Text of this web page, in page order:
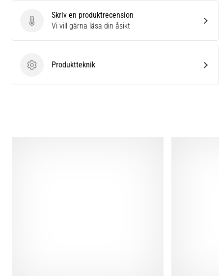
Skriv en produktrecension
Skriv en produktrecension
Vi vill gärna läsa din åsikt
ProduktteknikProduktteknik